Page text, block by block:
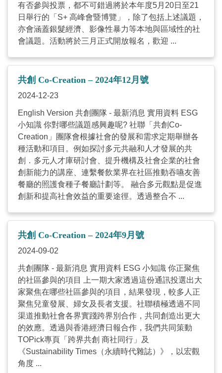
有否參與投票，都不可錯過將於本年度5月20日至21
日舉行的「S+ 高峰會暨博覽」，除了包括上述議題，
亦會涵蓋銀髮經濟、影像性暴力等本地與區域性的社
會議題。活動將於三月正式開放報名，歡迎 ...
共創 Co-Creation – 2024年12月號
2024-12-23
English Version 共創團隊 - 最新消息 實用資料 ESG
小知識 你對哪些議題感興趣呢? 社聯「共創Co-
Creation」團隊會根據社會的發展和需求定期舉辦各
種活動和項目。例如探討多元共融和人才發展的共
創．多元人才庫研討會、提升機構及社會企業的社會
創新能力的講座、連繫餐飲業界在社區推動吞嚥友善
餐廳的照護食種子餐廳計劃等。 融合多元觀點是促進
創新和提高社會效益的重要途徑。透過整合不 ...
共創 Co-Creation – 2024年9月號
2024-09-02
共創團隊 - 最新消息 實用資料 ESG 小知識 你正聚焦
的社區參與的項目 上一期大家透過這份通訊投選出大
家聚焦在哪些社區參與的項目，結果發現，較多人正
聚焦兒童發展、婦女及長者支援。社聯積極透過不同
渠道推動社會各界實踐跨界別合作，共同創造出更大
的效應。透過與香港經濟日報合作，我們共同策動
TOPick專頁「跨界共創 商社同行」及
《Sustainability Times（永續時代雜誌）》，以宏觀
角度 ...